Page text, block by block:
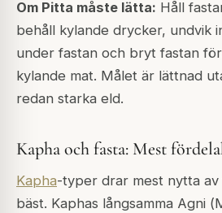
Om Pitta måste lätta: Håll
behåll kylande drycker, undvik
under fastan och bryt fastan
kylande mat. Målet är lättnad
redan starka eld.
Kapha och fasta: Mest
Kapha-typer drar mest nytta
bäst. Kaphas långsamma Agni (